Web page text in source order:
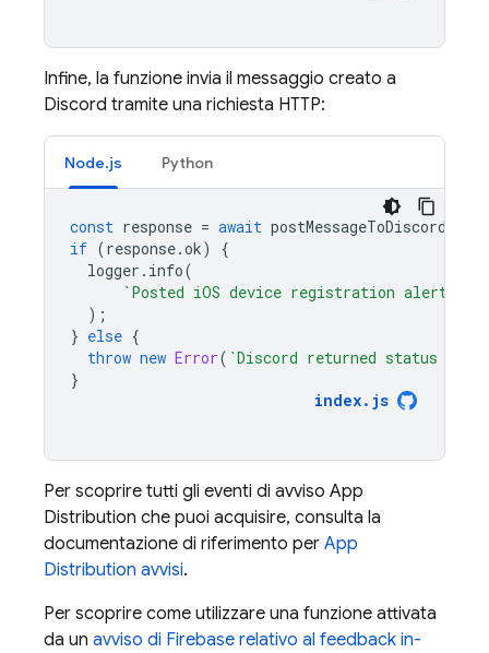
Infine, la funzione invia il messaggio creato a
Discord tramite una richiesta HTTP:
Node.js Python
const response = await postMessageToDiscord
if (response.ok)
{
logger . info(
`Posted iOS device registration alert
);
} else {
throw new Error( `Discord returned status code
}
index. js
Per scoprire tutti gli eventi di avviso App
Distribution che puoi acquisire, consulta la
documentazione di riferimento per App
Distribution avvisi.
Per scoprire come utilizzare una funzione attivata
da un avviso di Firebase relativo al feedback in-